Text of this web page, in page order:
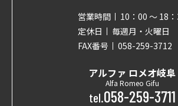
営業時間
10：00 〜 18
定休日
毎週月・火曜日
FAX番号
058-259-3712
アルファ ロメオ岐阜
Alfa Romeo Gifu
tel.058-259-3711